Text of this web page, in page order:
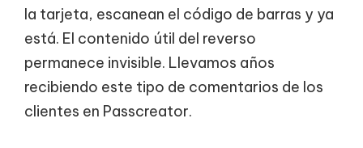
la tarjeta, escanean el código de barras y ya
está. El contenido útil del reverso
permanece invisible. Llevamos años
recibiendo este tipo de comentarios de los
clientes en Passcreator.